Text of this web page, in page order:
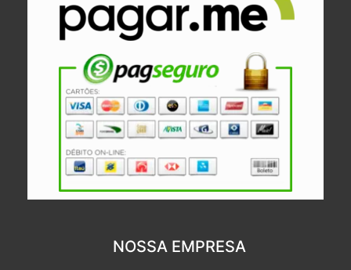
NOSSA EMPRESA